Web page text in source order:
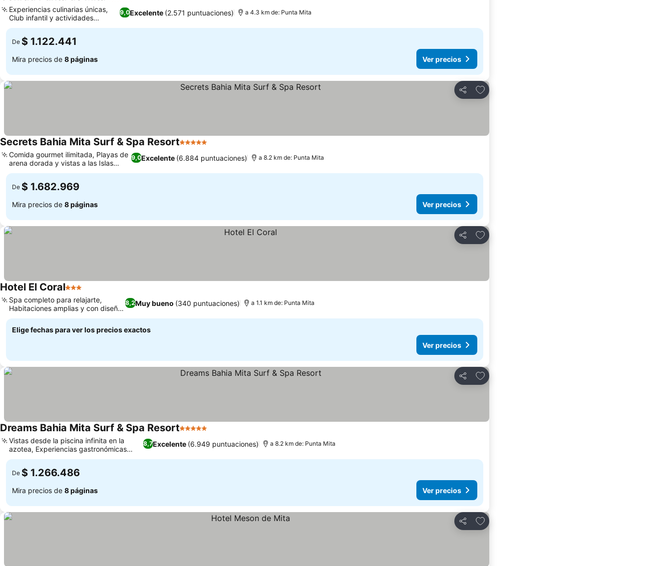
5 Estrellas
9,0Excelente (2.571 puntuaciones)
Experiencias culinarias únicas,
Club infantil y actividades
divertidas
a 4.3 km de: Punta Mita
De $ 1.122.441
Mira precios de 8 páginas Ver precios
Compartir
Agregar a favoritos
Secrets Bahia Mita Surf & Spa Resort5 Estrellas
9,0Excelente (6.884 puntuaciones)
Comida gourmet ilimitada, Playas de
arena dorada y vistas a las Islas
Marietas
a 8.2 km de: Punta Mita
De $ 1.682.969
Mira precios de 8 páginas Ver precios
Compartir
Agregar a favoritos
Hotel El Coral3 Estrellas
8,2Muy bueno (340 puntuaciones)
Spa completo para relajarte,
Habitaciones amplias y con diseño
vibrante
a 1.1 km de: Punta Mita
Elige fechas para ver los precios exactos
Ver precios
Compartir
Agregar a favoritos
Dreams Bahia Mita Surf & Spa Resort5 Estrellas
8,7Excelente (6.949 puntuaciones)
Vistas desde la piscina infinita en la
azotea, Experiencias gastronómicas
gourmet variadas
a 8.2 km de: Punta Mita
De $ 1.266.486
Mira precios de 8 páginas Ver precios
Compartir
Agregar a favoritos